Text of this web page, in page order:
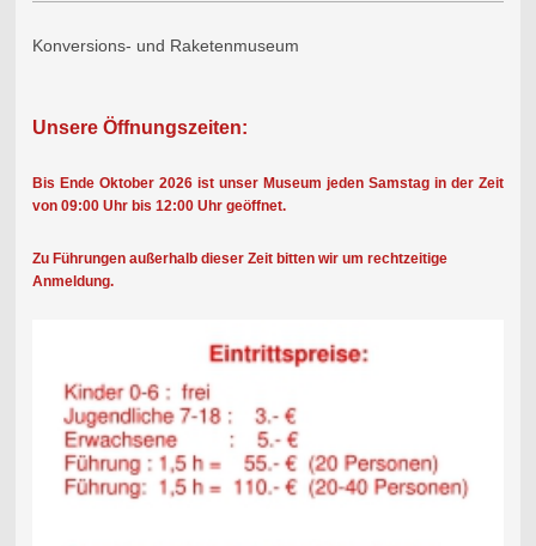
Konversions- und Raketenmuseum
Unsere Öffnungszeiten:
Bis Ende Oktober 2026 ist unser Museum jeden Samstag in der Zeit
von 09:00 Uhr bis 12:00 Uhr geöffnet.
Zu Führungen außerhalb dieser Zeit bitten wir um rechtzeitige
Anmeldung.